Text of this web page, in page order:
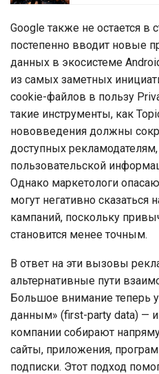
Google также не остается в
постепенно вводит новые
данных в экосистеме
из самых заметных
cookie-файлов в пользу
такие инструменты, как
нововведения должны
доступных
пользовательской
Однако маркетологи
могут негативно сказаться
кампаний, поскольку
становится менее точным.
В ответ на эти вызовы
альтернативные пути
Большое внимание теперь
данным» (first-party data) —
компании собирают
сайты, приложения,
подписки. Этот подход